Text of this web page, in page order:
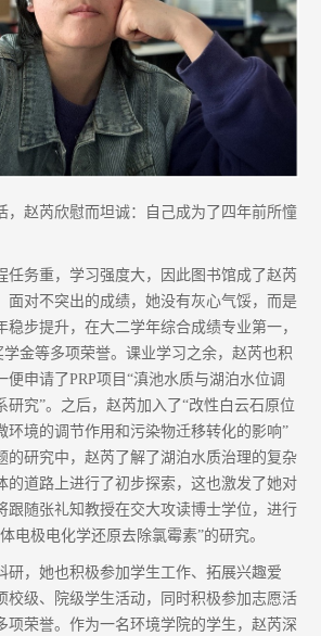
，赵芮欣慰而坦诚：自己成为了四年前所憧
任务重，学习强度大，因此图书馆成了赵芮
面对不突出的成绩，她没有灰心气馁，而是
步提升，在大二学年综合成绩专业第一，
金等多项荣誉。课业学习之余，赵芮也积
申请了PRP项目“滇池水质与湖泊水位调
研究”。之后，赵芮加入了“改性白云石原位
环境的调节作用和污染物迁移转化的影响”
的研究中，赵芮了解了湖泊水质治理的复杂
的道路上进行了初步探索，这也激发了她对
跟随张礼知教授在交大攻读博士学位，进行
电极电化学还原去除氯霉素”的研究。
研，她也积极参加学生工作、拓展兴趣爱
校级、院级学生活动，同时积极参加志愿活
项荣誉。作为一名环境学院的学生，赵芮深